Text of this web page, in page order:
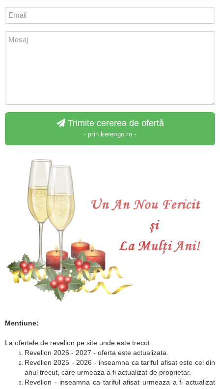
Trimite cererea de ofertă
- prin kerengo.ro -
Mentiune:
La ofertele de revelion pe site unde este trecut:
Revelion 2026 - 2027 - oferta este actualizata.
Revelion 2025 - 2026 - inseamna ca tariful afisat este cel din
anul trecut, care urmeaza a fi actualizat de proprietar.
Revelion - inseamna ca tariful afisat urmeaza a fi actualizat